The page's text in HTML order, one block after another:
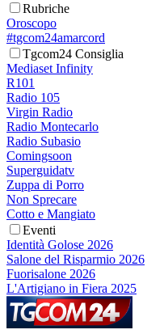
Rubriche
Oroscopo
#tgcom24amarcord
Tgcom24 Consiglia
Mediaset Infinity
R101
Radio 105
Virgin Radio
Radio Montecarlo
Radio Subasio
Comingsoon
Superguidatv
Zuppa di Porro
Non Sprecare
Cotto e Mangiato
Eventi
Identità Golose 2026
Salone del Risparmio 2026
Fuorisalone 2026
L'Artigiano in Fiera 2025